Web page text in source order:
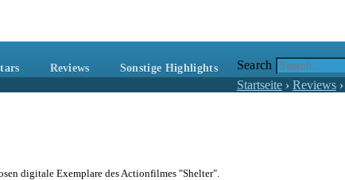
Reviews Sonstige Highlights
Search
Startseite › Reviews ›
digitale Exemplare des Actionfilmes "Shelter".